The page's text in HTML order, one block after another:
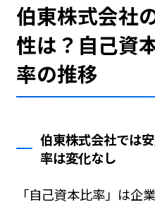
伯東株式会社
性は？自己資
率の推移
伯東株式会社では
率は変化なし
「自己資本比率」は企